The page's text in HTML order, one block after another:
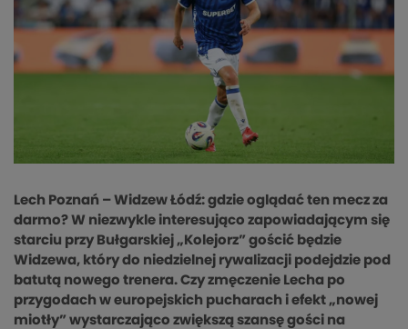
Lech Poznań – Widzew Łódź: gdzie oglądać ten mecz za
darmo? W niezwykle interesująco zapowiadającym się
starciu przy Bułgarskiej „Kolejorz” gościć będzie
Widzewa, który do niedzielnej rywalizacji podejdzie pod
batutą nowego trenera. Czy zmęczenie Lecha po
przygodach w europejskich pucharach i efekt „nowej
miotły” wystarczająco zwiększą szansę gości na